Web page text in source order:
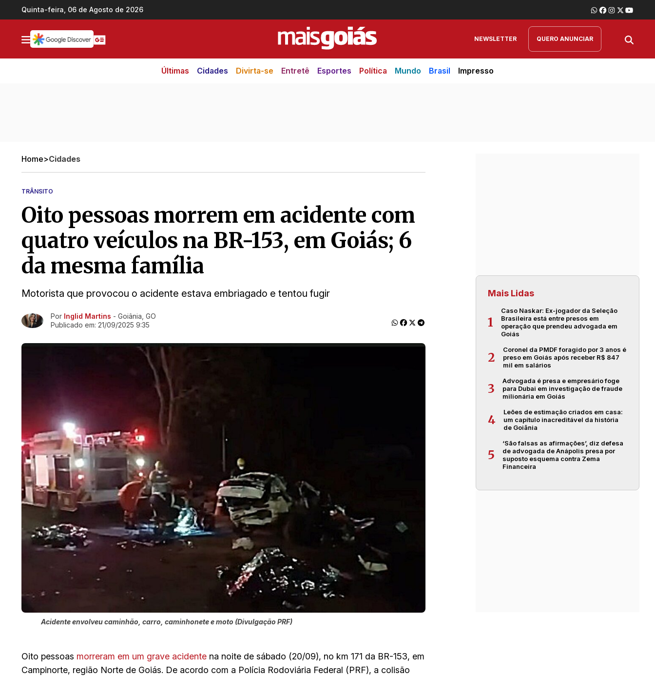
Ir direto pro conteúdo
Quinta-feira, 06 de Agosto de 2026
NEWSLETTER QUERO ANUNCIAR
Últimas Cidades Divirta-se Entretê Esportes Política Mundo Brasil Impresso
Home>Cidades
TRÂNSITO
Oito pessoas morrem em acidente com
quatro veículos na BR-153, em Goiás; 6
da mesma família
Motorista que provocou o acidente estava embriagado e tentou fugir
Ir direto pra matéria
Por Inglid Martins - Goiânia, GO
Publicado em: 21/09/2025 9:35
Acidente envolveu caminhão, carro, caminhonete e moto (Divulgação PRF)
Oito pessoas morreram em um grave acidente na noite de sábado (20/09), no km 171 da BR-153, em
Campinorte, região Norte de Goiás. De acordo com a Polícia Rodoviária Federal (PRF), a colisão
Mais Lidas
1
Caso Naskar: Ex-jogador da Seleção
Brasileira está entre presos em
operação que prendeu advogada em
Goiás
2
Coronel da PMDF foragido por 3 anos é
preso em Goiás após receber R$ 847
mil em salários
3
Advogada é presa e empresário foge
para Dubai em investigação de fraude
milionária em Goiás
4
Leões de estimação criados em casa:
um capítulo inacreditável da história
de Goiânia
5
‘São falsas as afirmações’, diz defesa
de advogada de Anápolis presa por
suposto esquema contra Zema
Financeira